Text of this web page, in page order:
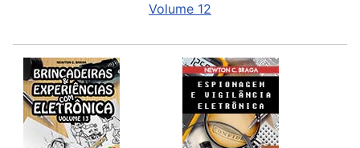
Volume 12